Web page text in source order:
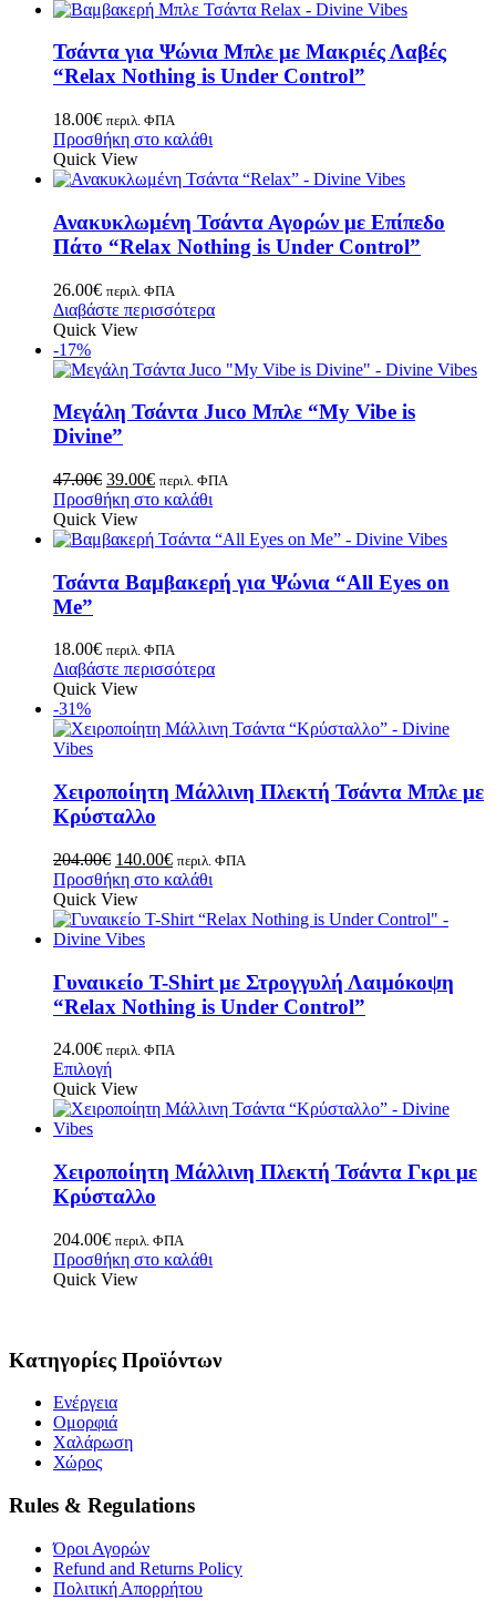
Τσάντα για Ψώνια Μπλε με Μακριές Λαβές
“Relax Nothing is Under Control”
18.00€ περιλ. ΦΠΑ
Προσθήκη στο καλάθι
Quick View
Ανακυκλωμένη Τσάντα Αγορών με Επίπεδο
Πάτο “Relax Nothing is Under Control”
26.00€ περιλ. ΦΠΑ
Διαβάστε περισσότερα
Quick View
-17%
Μεγάλη Τσάντα Juco Μπλε “My Vibe is
Divine”
47.00€ 39.00€ περιλ. ΦΠΑ
Προσθήκη στο καλάθι
Quick View
Τσάντα Βαμβακερή για Ψώνια “All Eyes on
Me”
18.00€ περιλ. ΦΠΑ
Διαβάστε περισσότερα
Quick View
-31%
Χειροποίητη Μάλλινη Πλεκτή Τσάντα Μπλε με
Κρύσταλλο
204.00€ 140.00€ περιλ. ΦΠΑ
Προσθήκη στο καλάθι
Quick View
Γυναικείο T-Shirt με Στρογγυλή Λαιμόκοψη
“Relax Nothing is Under Control”
24.00€ περιλ. ΦΠΑ
Επιλογή
Quick View
Χειροποίητη Μάλλινη Πλεκτή Τσάντα Γκρι με
Κρύσταλλο
204.00€ περιλ. ΦΠΑ
Προσθήκη στο καλάθι
Quick View
Κατηγορίες Προϊόντων
Ενέργεια
Ομορφιά
Χαλάρωση
Χώρος
Rules & Regulations
Όροι Αγορών
Refund and Returns Policy
Πολιτική Απορρήτου